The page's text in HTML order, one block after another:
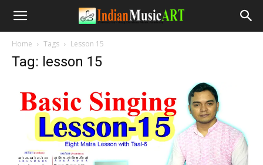
Home Tags Lesson 15
Tag: lesson 15